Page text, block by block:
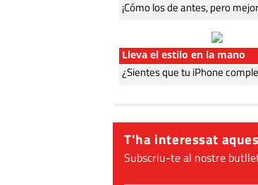
¡Cómo los de antes, pero
Lleva el estilo en la mano
¿Sientes que tu iPhone
T'ha interessat
Subscriu-te al nostre